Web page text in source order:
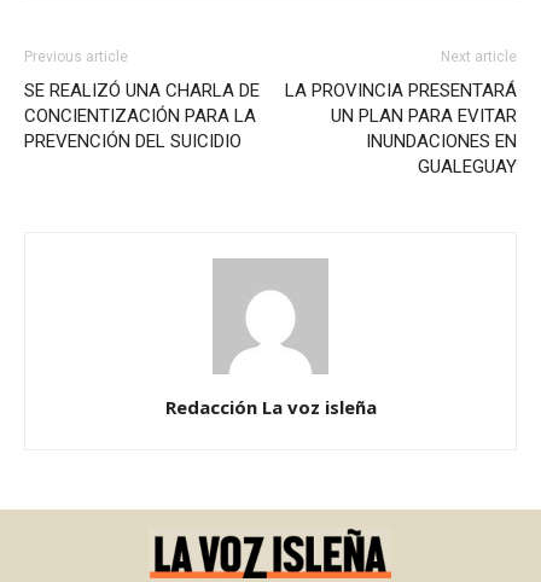
Previous article
SE REALIZÓ UNA CHARLA DE
CONCIENTIZACIÓN PARA LA
PREVENCIÓN DEL SUICIDIO
Next article
LA PROVINCIA PRESENTARÁ
UN PLAN PARA EVITAR
INUNDACIONES EN
GUALEGUAY
Redacción La voz isleña